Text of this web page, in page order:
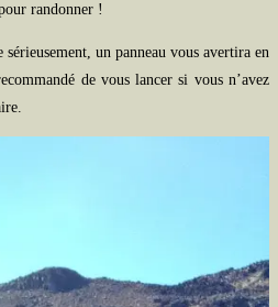
randonner !
sérieusement, un panneau vous avertira en
de vous lancer si vous n’avez